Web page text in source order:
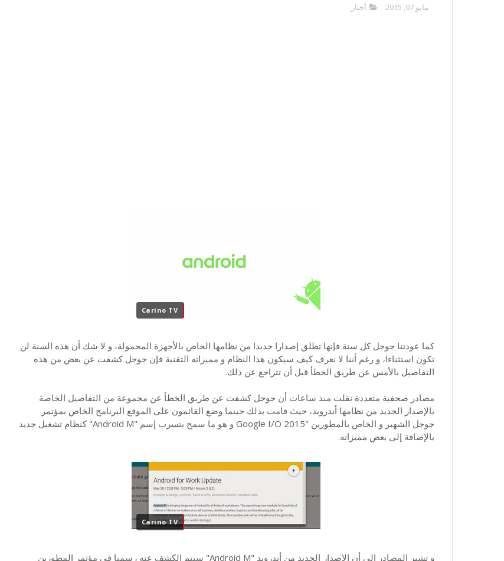
مايو 07, 2015 أخبار
Carino TV
كما عودتنا جوجل كل سنة فإنها تطلق إصدارا جديدا من نظامها الخاص بالأجهزة المحمولة، و لا شك أن هذه السنة لن
تكون استثناءا، و رغم أننا لا نعرف كيف سيكون هذا النظام و مميزاته التقنية فإن جوجل كشفت عن بعض من هذه
التفاصيل بالأمس عن طريق الخطأ قبل أن تتراجع عن ذلك.
مصادر صحفية متعددة نقلت منذ ساعات أن جوجل كشفت عن طريق الخطأ عن مجموعة من التفاصيل الخاصة
بالإصدار الجديد من نظامها أندرويد، حيث قامت بذلك حينما وضع القائمون على الموقع البرنامج الخاص بمؤتمر
جوجل الشهير و الخاص بالمطورين "Google I/O 2015 و هو ما سمح بتسرب إسم "Android M" كنظام تشغيل جديد
بالإضافة إلى بعض مميزاته.
Carino TV
و تشير المصادر إلى أن الإصدار الجديد من أندرويد "Android M" سيتم الكشف عنه رسميا في مؤتمر المطورين